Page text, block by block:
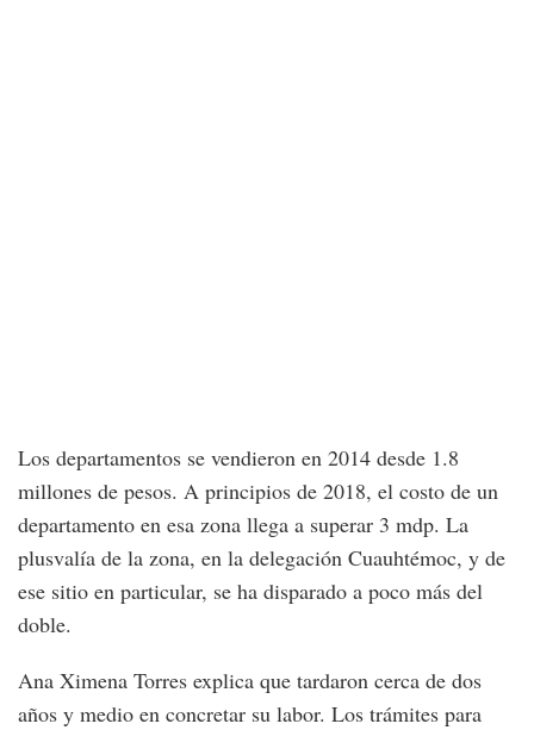
Los departamentos se vendieron en 2014 desde 1.8
millones de pesos. A principios de 2018, el costo de un
departamento en esa zona llega a superar 3 mdp. La
plusvalía de la zona, en la delegación Cuauhtémoc, y de
ese sitio en particular, se ha disparado a poco más del
doble.
Ana Ximena Torres explica que tardaron cerca de dos
años y medio en concretar su labor. Los trámites para